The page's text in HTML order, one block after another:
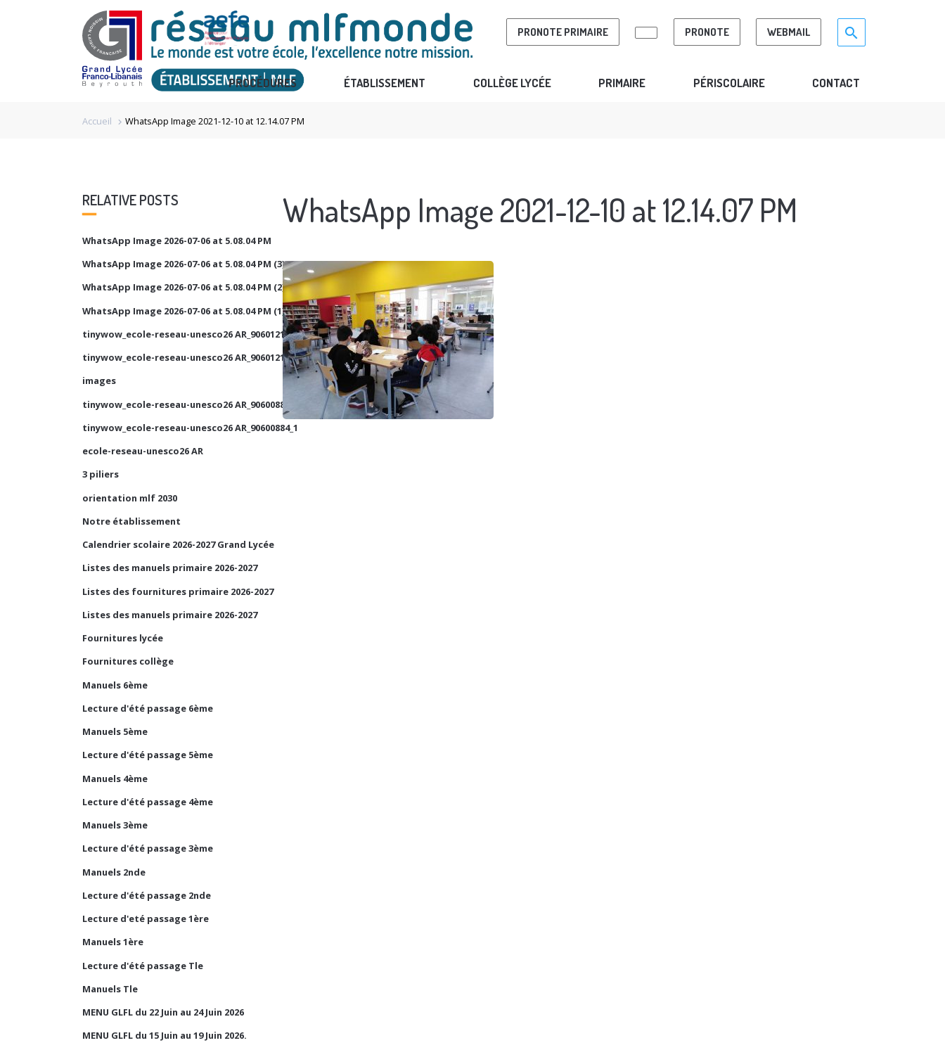
PRONOTE PRIMAIRE PRONOTE WEBMAIL Search for:>
search
PROCÉDURES ÉTABLISSEMENT COLLÈGE LYCÉE PRIMAIRE PÉRISCOLAIRE CONTACT
Accueil chevron_right WhatsApp Image 2021-12-10 at 12.14.07 PM
RELATIVE POSTS
WhatsApp Image 2026-07-06 at 5.08.04 PM
WhatsApp Image 2026-07-06 at 5.08.04 PM (3)
WhatsApp Image 2026-07-06 at 5.08.04 PM (2)
WhatsApp Image 2026-07-06 at 5.08.04 PM (1)
tinywow_ecole-reseau-unesco26 AR_90601210_1
tinywow_ecole-reseau-unesco26 AR_90601210_2
images
tinywow_ecole-reseau-unesco26 AR_90600884_2
tinywow_ecole-reseau-unesco26 AR_90600884_1
ecole-reseau-unesco26 AR
3 piliers
orientation mlf 2030
Notre établissement
Calendrier scolaire 2026-2027 Grand Lycée
Listes des manuels primaire 2026-2027
Listes des fournitures primaire 2026-2027
Listes des manuels primaire 2026-2027
Fournitures lycée
Fournitures collège
Manuels 6ème
Lecture d'été passage 6ème
Manuels 5ème
Lecture d'été passage 5ème
Manuels 4ème
Lecture d'été passage 4ème
Manuels 3ème
Lecture d'été passage 3ème
Manuels 2nde
Lecture d'été passage 2nde
Lecture d'eté passage 1ère
Manuels 1ère
Lecture d'été passage Tle
Manuels Tle
MENU GLFL du 22 Juin au 24 Juin 2026
MENU GLFL du 15 Juin au 19 Juin 2026.
WhatsApp Image 2021-12-10 at 12.14.07 PM